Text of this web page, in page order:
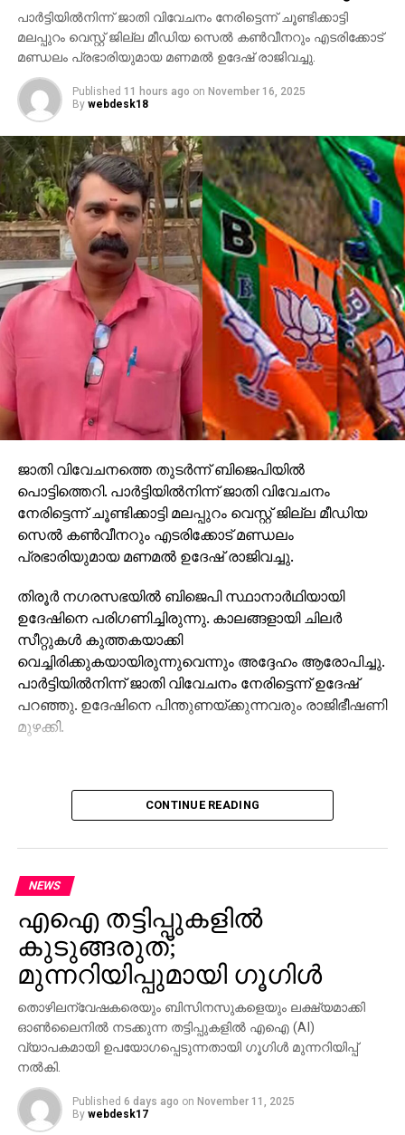
പാര്‍ട്ടിയില്‍നിന്ന് ജാതി വിവേചനം നേരിട്ടെന്ന് ചൂണ്ടിക്കാട്ടി
മലപ്പുറം വെസ്റ്റ് ജില്ല മീഡിയ സെല്‍ കണ്‍വീനറും എടരിക്കോട്
മണ്ഡലം പ്രഭാരിയുമായ മണമല്‍ ഉദേഷ് രാജിവച്ചു.
Published 11 hours ago on November 16, 2025
By webdesk18
ജാതി വിവേചനത്തെ തുടര്‍ന്ന് ബിജെപിയില്‍
പൊട്ടിത്തെറി. പാര്‍ട്ടിയില്‍നിന്ന് ജാതി വിവേചനം
നേരിട്ടെന്ന് ചൂണ്ടിക്കാട്ടി മലപ്പുറം വെസ്റ്റ് ജില്ല മീഡിയ
സെല്‍ കണ്‍വീനറും എടരിക്കോട് മണ്ഡലം
പ്രഭാരിയുമായ മണമല്‍ ഉദേഷ് രാജിവച്ചു.
തിരൂര്‍ നഗരസഭയില്‍ ബിജെപി സ്ഥാനാര്‍ഥിയായി
ഉദേഷിനെ പരിഗണിച്ചിരുന്നു. കാലങ്ങളായി ചിലര്‍
സീറ്റുകള്‍ കുത്തകയാക്കി
വെച്ചിരിക്കുകയായിരുന്നുവെന്നും അദ്ദേഹം ആരോപിച്ചു.
പാര്‍ട്ടിയില്‍നിന്ന് ജാതി വിവേചനം നേരിട്ടെന്ന് ഉദേഷ്
പറഞ്ഞു. ഉദേഷിനെ പിന്തുണയ്ക്കുന്നവരും രാജിഭീഷണി
മുഴക്കി.
CONTINUE READING
NEWS
എഐ തട്ടിപ്പുകളില്‍
കുടുങ്ങരുത്;
മുന്നറിയിപ്പുമായി ഗൂഗിള്‍
തൊഴിലന്വേഷകരെയും ബിസിനസുകളെയും ലക്ഷ്യമാക്കി
ഓണ്‍ലൈനില്‍ നടക്കുന്ന തട്ടിപ്പുകളില്‍ എഐ (AI)
വ്യാപകമായി ഉപയോഗപ്പെടുന്നതായി ഗൂഗിള്‍ മുന്നറിയിപ്പ്
നല്‍കി.
Published 6 days ago on November 11, 2025
By webdesk17